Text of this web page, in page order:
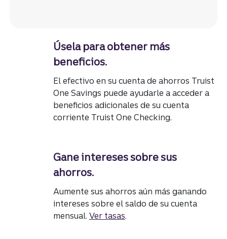
Úsela para obtener más
beneficios.
El efectivo en su cuenta de ahorros Truist
One Savings puede ayudarle a acceder a
beneficios adicionales de su cuenta
corriente Truist One Checking.
Gane intereses sobre sus
ahorros.
Aumente sus ahorros aún más ganando
intereses sobre el saldo de su cuenta
mensual. Ver tasas.